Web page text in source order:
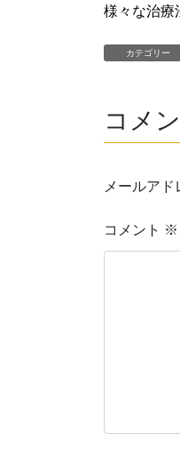
様々な治療
カテゴリー
コメ
メールアド
コメント ※